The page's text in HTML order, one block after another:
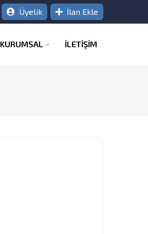
Üyelik İlan Ekle
KURUMSAL İLETİŞİM